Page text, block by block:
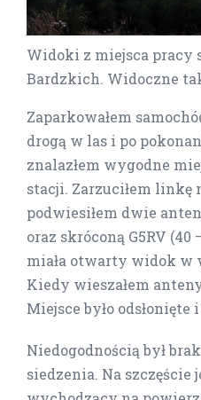
Widoki z miejsca pracy
Bardzkich. Widoczne
Zaparkowałem
drogą w las i po
znalazłem wygodne
stacji. Zarzuciłem linkę
podwiesiłem dwie
oraz skróconą G5RV (40
miała otwarty widok w
Kiedy wieszałem
Miejsce było odsłonięte
Niedogodnością był
siedzenia. Na szczęście